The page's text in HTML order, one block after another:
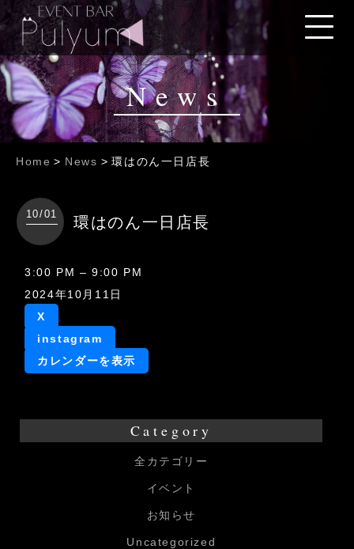
News
Home > News > 環はのん一日店長
10/01 環はのん一日店長
環
は
3:00 PM –9:00 PM
2024年10月11日
X
instagram
カレンダーを表示
Category
全カテゴリー
イベント
お知らせ
Uncategorized